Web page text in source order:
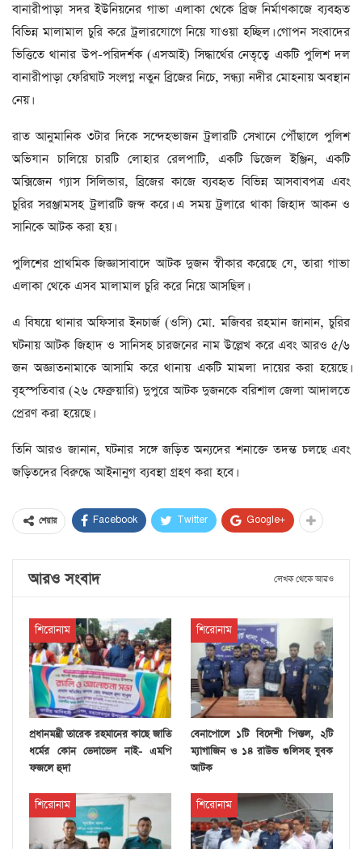
বানারীপাড়া সদর ইউনিয়নের গাভা এলাকা থেকে ব্রিজ নির্মাণকাজে ব্যবহৃত
বিভিন্ন মালামাল চুরি করে ট্রলারযোগে নিয়ে যাওয়া হচ্ছিল। গোপন সংবাদের
ভিত্তিতে থানার উপ-পরিদর্শক (এসআই) সিদ্ধার্থের নেতৃত্বে একটি পুলিশ দল
বানারীপাড়া ফেরিঘাট সংলগ্ন নতুন ব্রিজের নিচে, সন্ধ্যা নদীর মোহনায় অবস্থান
নেয়।
রাত আনুমানিক ৩টার দিকে সন্দেহভাজন ট্রলারটি সেখানে পৌঁছালে পুলিশ
অভিযান চালিয়ে চারটি লোহার রেলপাটি, একটি ডিজেল ইঞ্জিন, একটি
অক্সিজেন গ্যাস সিলিন্ডার, ব্রিজের কাজে ব্যবহৃত বিভিন্ন আসবাবপত্র এবং
চুরির সরঞ্জামসহ ট্রলারটি জব্দ করে। এ সময় ট্রলারে থাকা জিহাদ আকন ও
সানিকে আটক করা হয়।
পুলিশের প্রাথমিক জিজ্ঞাসাবাদে আটক দুজন স্বীকার করেছে যে, তারা গাভা
এলাকা থেকে এসব মালামাল চুরি করে নিয়ে আসছিল।
এ বিষয়ে থানার অফিসার ইনচার্জ (ওসি) মো. মজিবর রহমান জানান, চুরির
ঘটনায় আটক জিহাদ ও সানিসহ চারজনের নাম উল্লেখ করে এবং আরও ৫/৬
জন অজ্ঞাতনামাকে আসামি করে থানায় একটি মামলা দায়ের করা হয়েছে।
বৃহস্পতিবার (২৬ ফেব্রুয়ারি) দুপুরে আটক দুজনকে বরিশাল জেলা আদালতে
প্রেরণ করা হয়েছে।
তিনি আরও জানান, ঘটনার সঙ্গে জড়িত অন্যদের শনাক্তে তদন্ত চলছে এবং
জড়িতদের বিরুদ্ধে আইনানুগ ব্যবস্থা গ্রহণ করা হবে।
শেয়ার Facebook Twitter Google+
আরও সংবাদ লেখক থেকে আরও
শিরোনাম
প্রধানমন্ত্রী তারেক রহমানের কাছে জাতি
ধর্মের কোন ভেদাভেদ নাই- এমপি
ফজলে হুদা
শিরোনাম
বেনাপোলে ১টি বিদেশী পিস্তল, ২টি
ম্যাগাজিন ও ১৪ রাউন্ড গুলিসহ যুবক
আটক
শিরোনাম শিরোনাম